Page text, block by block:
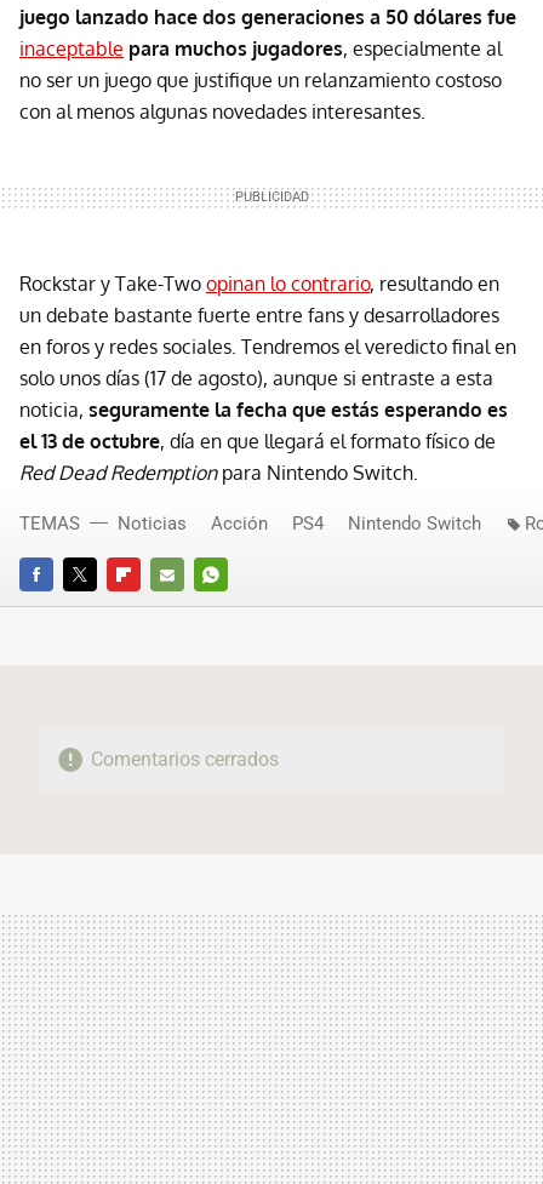
juego lanzado hace dos generaciones a 50 dólares fue
inaceptable para muchos jugadores, especialmente al
no ser un juego que justifique un relanzamiento costoso
con al menos algunas novedades interesantes.
Rockstar y Take-Two opinan lo contrario, resultando en
un debate bastante fuerte entre fans y desarrolladores
en foros y redes sociales. Tendremos el veredicto final en
solo unos días (17 de agosto), aunque si entraste a esta
noticia, seguramente la fecha que estás esperando es
el 13 de octubre, día en que llegará el formato físico de
Red Dead Redemptionpara Nintendo Switch.
FACEBOOKTWITTERFLIPBOARD
E-
WHATSAPP
TEMAS Noticias Acción PS4 Nintendo Switch
Comentarios cerrados